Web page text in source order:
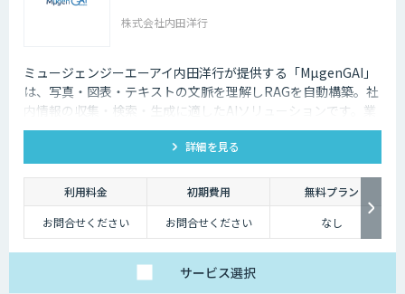
株式会社内田洋行
ミュージェンジーエーアイ内田洋行が提供する「MµgenGAI」
は、写真・図表・テキストの文脈を理解しRAGを自動構築。社
内情報の収集・検索・生成に適したAIソリューションです。業
種を問わず業務効率とナレッジ活用を支援します。
詳細を見る
利用料金 初期費用
無料プラン
お問合せください
お問合せください なし
サービス選択